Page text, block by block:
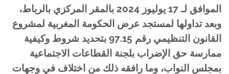
الموافق لـ 17 يوليوز 2024 بالمقر المركزي بالرباط،
وبعد تداولها لمستجد عرض الحكومة المغربية لمشروع
القانون التنظيمي رقم 97.15 بتحديد شروط وكيفية
ممارسة حق الإضراب بلجنة القطاعات الاجتماعية
بمجلس النواب، وما رافقه ذلك من اختلاف في وجهات